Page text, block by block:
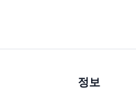
정보